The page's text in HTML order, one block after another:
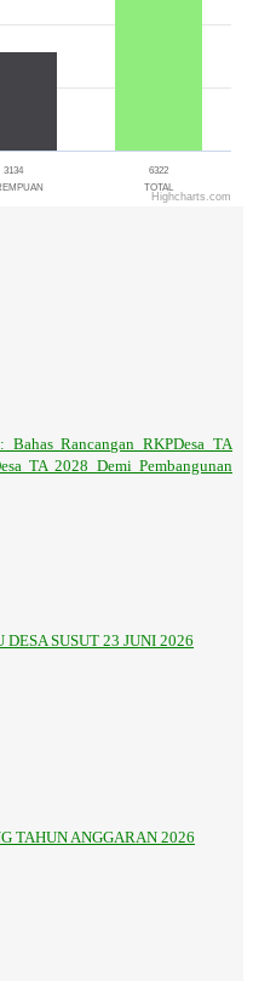
3134
6322
TOTAL
Highcharts.com
Bahas Rancangan RKPDesa TA
TA 2028 Demi Pembangunan
SUSUT 23 JUNI 2026
TAHUN ANGGARAN 2026